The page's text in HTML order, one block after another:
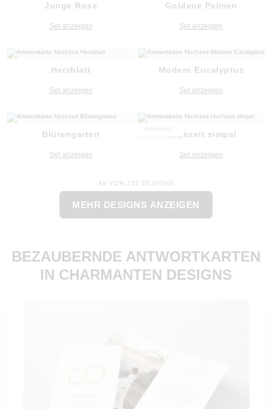
Junge Rose
Set anzeigen
Goldene Palmen
Set anzeigen
Herzblatt
Set anzeigen
Modern Eucalyptus
Set anzeigen
Blütengarten
Set anzeigen
Hochzeit simpel
Set anzeigen
48 VON 250 DESIGNS
MEHR DESIGNS ANZEIGEN
BEZAUBERNDE ANTWORTKARTEN
IN CHARMANTEN DESIGNS